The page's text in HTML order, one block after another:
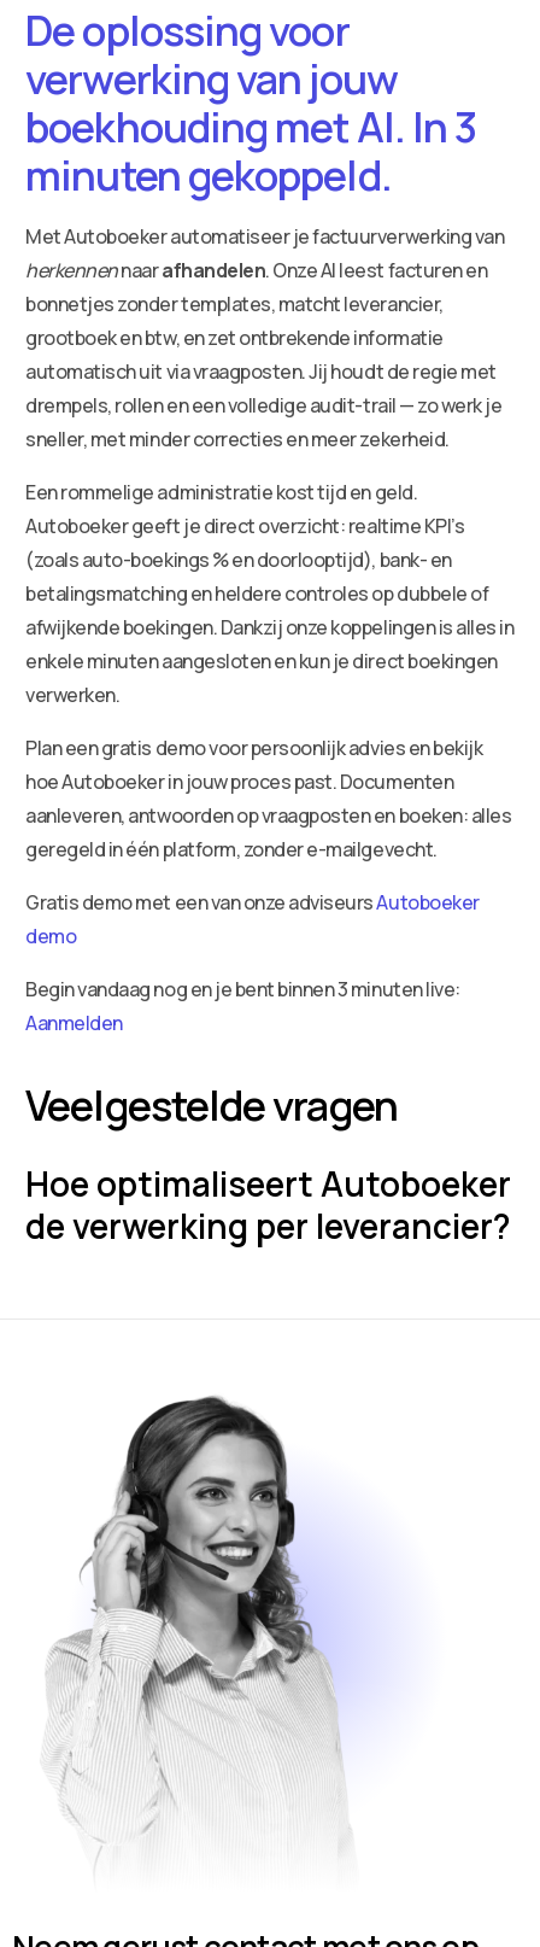
De oplossing voor
verwerking van jouw
boekhouding met AI. In 3
minuten gekoppeld.
Met Autoboeker automatiseer je factuurverwerking van
herkennennaarafhandelen. Onze AI leest facturen en
bonnetjes zonder templates, matcht leverancier,
grootboek en btw, en zet ontbrekende informatie
automatisch uit via vraagposten. Jij houdt de regie met
drempels, rollen en een volledige audit-trail — zo werk je
sneller, met minder correcties en meer zekerheid.
Een rommelige administratie kost tijd en geld.
Autoboeker geeft je direct overzicht: realtime KPI’s
(zoals auto-boekings % en doorlooptijd), bank- en
betalingsmatching en heldere controles op dubbele of
afwijkende boekingen. Dankzij onze koppelingen is alles in
enkele minuten aangesloten en kun je direct boekingen
verwerken.
Plan een gratis demo voor persoonlijk advies en bekijk
hoe Autoboeker in jouw proces past. Documenten
aanleveren, antwoorden op vraagposten en boeken: alles
geregeld in één platform, zonder e-mailgevecht.
Gratis demo met een van onze adviseursAutoboeker
demo
Begin vandaag nog en je bent binnen 3 minuten live:
Aanmelden
Veelgestelde vragen
Hoe optimaliseert Autoboeker
de verwerking per leverancier?